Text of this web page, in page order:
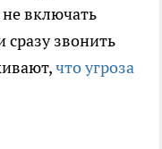
включать
звонить
что угроза